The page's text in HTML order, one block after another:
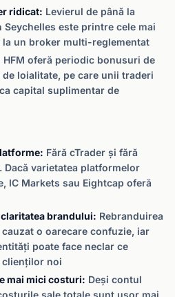
ridicat: Levierul de până la
Seychelles este printre cele mai
un broker multi-reglementat
HFM oferă periodic bonusuri de
loialitate, pe care unii traderi
capital suplimentar de
Fără cTrader și fără
Dacă varietatea platformelor
IC Markets sau Eightcap oferă
brandului: Rebranduirea
o oarecare confuzie, iar
poate face neclar ce
clienților noi
mai mici costuri: Deși contul
sale totale sunt ușor mai